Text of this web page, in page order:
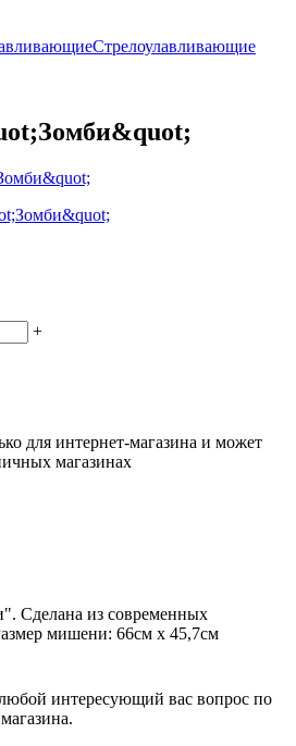
Стрелоулавливающие
+
для интернет-магазина и может
магазинах
Сделана из современных
мишени: 66см х 45,7см
интересующий вас вопрос по